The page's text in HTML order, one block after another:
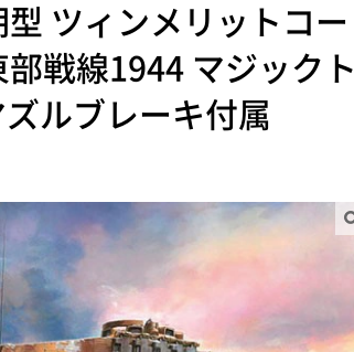
ツィンメリットコー
戦線1944 マジックト
ルブレーキ付属